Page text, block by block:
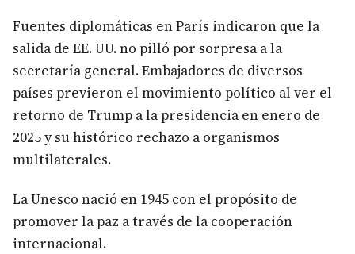
Fuentes diplomáticas en París indicaron que la
salida de EE. UU. no pilló por sorpresa a la
secretaría general. Embajadores de diversos
países previeron el movimiento político al ver el
retorno de Trump a la presidencia en enero de
2025 y su histórico rechazo a organismos
multilaterales.
La Unesco nació en 1945 con el propósito de
promover la paz a través de la cooperación
internacional.